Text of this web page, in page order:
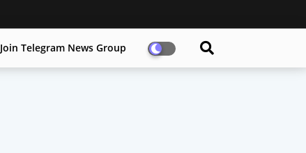
Join Telegram News Group